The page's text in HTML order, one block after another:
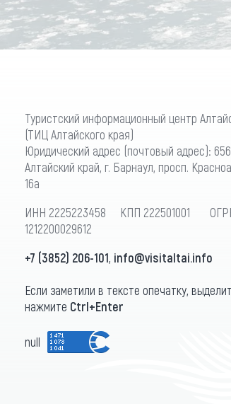
Туристский информационный центр
(ТИЦ Алтайского края)
Юридический адрес (почтовый адрес):
Алтайский край, г. Барнаул, просп.
16а
ИНН 2225223458 КПП 222501001
1212200029612
+7 (3852) 206-101, info@visitaltai.info
Если заметили в тексте опечатку,
нажмите Ctrl+Enter
null